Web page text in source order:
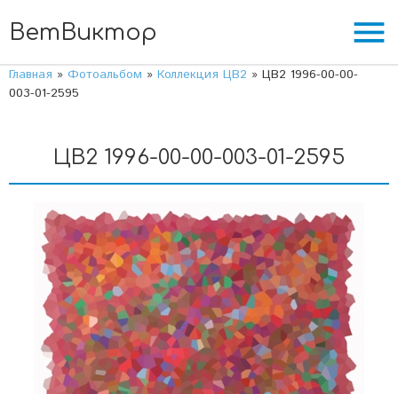
ВетВиктор menu
Главная » Фотоальбом » Коллекция ЦВ2 » ЦВ2 1996-00-00-
003-01-2595
ЦВ2 1996-00-00-003-01-2595